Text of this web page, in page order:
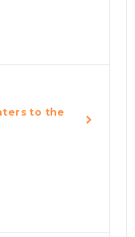
to the